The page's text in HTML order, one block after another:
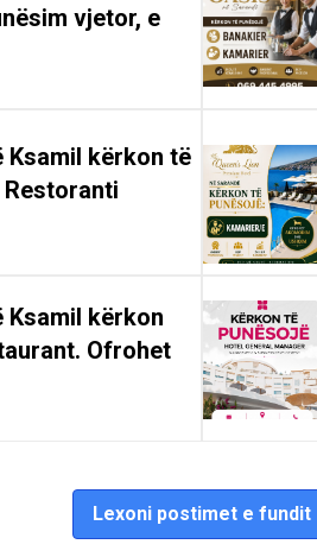
vjetor, e
Ksamil kërkon të
Ksamil kërkon
Ofrohet
Lexoni postimet e fundit